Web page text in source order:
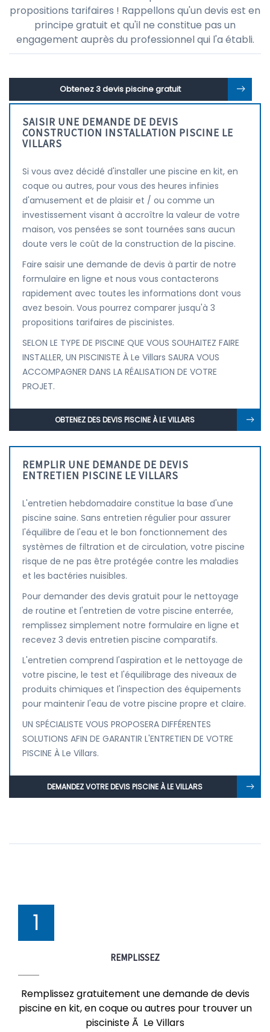
propositions tarifaires ! Rappellons qu'un devis est en
principe gratuit et qu'il ne constitue pas un
engagement auprès du professionnel qui l'a établi.
Obtenez 3 devis piscine gratuit
SAISIR UNE DEMANDE DE DEVIS
CONSTRUCTION INSTALLATION PISCINE LE
VILLARS
Si vous avez décidé d'installer une piscine en kit, en
coque ou autres, pour vous des heures infinies
d'amusement et de plaisir et / ou comme un
investissement visant à accroître la valeur de votre
maison, vos pensées se sont tournées sans aucun
doute vers le coût de la construction de la piscine.
Faire saisir une demande de devis à partir de notre
formulaire en ligne et nous vous contacterons
rapidement avec toutes les informations dont vous
avez besoin. Vous pourrez comparer jusqu'à 3
propositions tarifaires de piscinistes.
SELON LE TYPE DE PISCINE QUE VOUS SOUHAITEZ FAIRE
INSTALLER, UN PISCINISTE À Le Villars SAURA VOUS
ACCOMPAGNER DANS LA RÉALISATION DE VOTRE
PROJET.
OBTENEZ DES DEVIS PISCINE À LE VILLARS
REMPLIR UNE DEMANDE DE DEVIS
ENTRETIEN PISCINE LE VILLARS
L'entretien hebdomadaire constitue la base d'une
piscine saine. Sans entretien régulier pour assurer
l'équilibre de l'eau et le bon fonctionnement des
systèmes de filtration et de circulation, votre piscine
risque de ne pas être protégée contre les maladies
et les bactéries nuisibles.
Pour demander des devis gratuit pour le nettoyage
de routine et l'entretien de votre piscine enterrée,
remplissez simplement notre formulaire en ligne et
recevez 3 devis entretien piscine comparatifs.
L'entretien comprend l'aspiration et le nettoyage de
votre piscine, le test et l'équilibrage des niveaux de
produits chimiques et l'inspection des équipements
pour maintenir l'eau de votre piscine propre et claire.
UN SPÉCIALISTE VOUS PROPOSERA DIFFÉRENTES
SOLUTIONS AFIN DE GARANTIR L'ENTRETIEN DE VOTRE
PISCINE À Le Villars.
DEMANDEZ VOTRE DEVIS PISCINE À LE VILLARS
1
REMPLISSEZ
Remplissez gratuitement une demande de devis
piscine en kit, en coque ou autres pour trouver un
pisciniste Ã Le Villars